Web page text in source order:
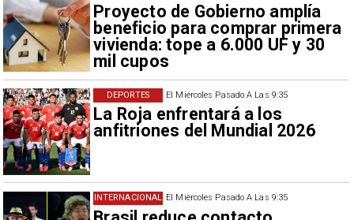
Proyecto de Gobierno amplía
beneficio para comprar primera
vivienda: tope a 6.000 UF y 30
mil cupos
El Miércoles Pasado A Las 9:35
La Roja enfrentará a los
anfitriones del Mundial 2026
DEPORTES
El Miércoles Pasado A Las 9:35
INTERNACIONAL